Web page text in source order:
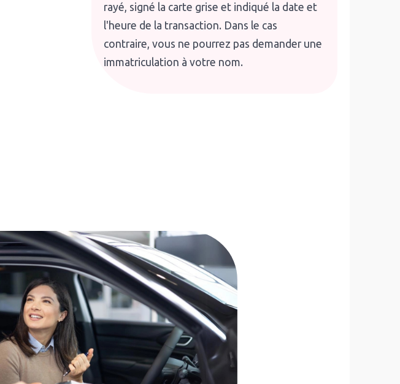
rayé, signé la carte grise et indiqué la date et
l'heure de la transaction. Dans le cas
contraire, vous ne pourrez pas demander une
immatriculation à votre nom.